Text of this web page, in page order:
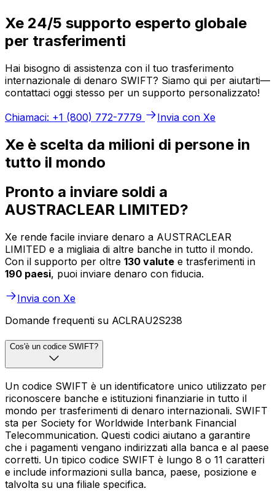
Xe 24/5 supporto esperto globale
per trasferimenti
Hai bisogno di assistenza con il tuo trasferimento
internazionale di denaro SWIFT? Siamo qui per aiutarti—
contattaci oggi stesso per un supporto personalizzato!
Chiamaci: +1 (800) 772-7779
Invia con Xe
Xe è scelta da milioni di persone in
tutto il mondo
Pronto a inviare soldi a
AUSTRACLEAR LIMITED?
Xe rende facile inviare denaro a AUSTRACLEAR
LIMITED e a migliaia di altre banche in tutto il mondo.
Con il supporto per oltre 130 valute e trasferimenti in
190 paesi, puoi inviare denaro con fiducia.
Invia con Xe
Domande frequenti su ACLRAU2S238
Cos'è un codice SWIFT?
Un codice SWIFT è un identificatore unico utilizzato per
riconoscere banche e istituzioni finanziarie in tutto il
mondo per trasferimenti di denaro internazionali. SWIFT
sta per Society for Worldwide Interbank Financial
Telecommunication. Questi codici aiutano a garantire
che i pagamenti vengano indirizzati alla banca e al paese
corretti. Un tipico codice SWIFT è lungo 8 o 11 caratteri
e include informazioni sulla banca, paese, posizione e
talvolta su una filiale specifica.